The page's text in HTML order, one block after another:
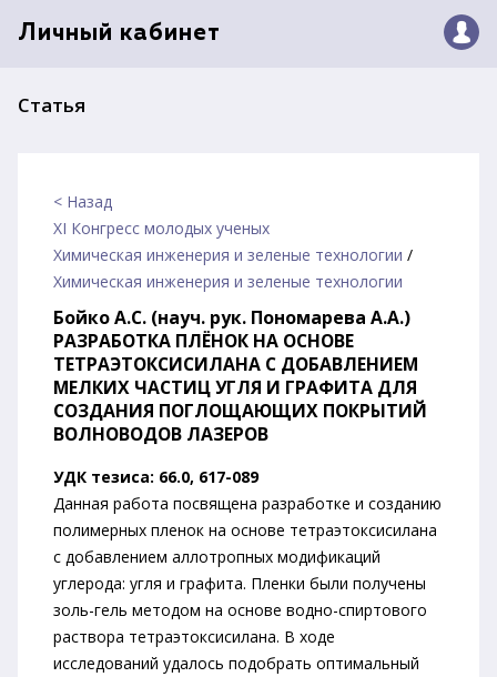
Личный кабинет
Статья
< Назад
XI Конгресс молодых ученых
Химическая инженерия и зеленые технологии /
Химическая инженерия и зеленые технологии
Бойко А.С. (науч. рук. Пономарева А.А.)
РАЗРАБОТКА ПЛЁНОК НА ОСНОВЕ
ТЕТРАЭТОКСИСИЛАНА С ДОБАВЛЕНИЕМ
МЕЛКИХ ЧАСТИЦ УГЛЯ И ГРАФИТА ДЛЯ
СОЗДАНИЯ ПОГЛОЩАЮЩИХ ПОКРЫТИЙ
ВОЛНОВОДОВ ЛАЗЕРОВ
УДК тезиса: 66.0, 617-089
Данная работа посвящена разработке и созданию
полимерных пленок на основе тетраэтоксисилана
с добавлением аллотропных модификаций
углерода: угля и графита. Пленки были получены
золь-гель методом на основе водно-спиртового
раствора тетраэтоксисилана. В ходе
исследований удалось подобрать оптимальный